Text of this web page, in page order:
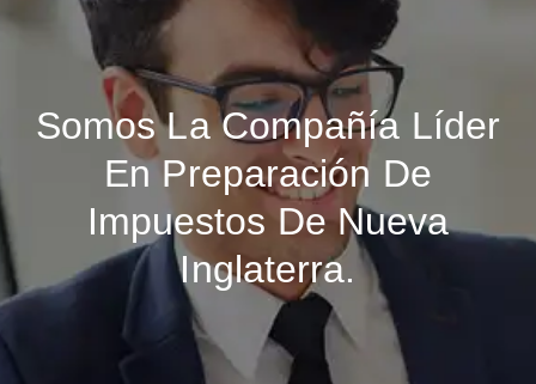
Somos La Compañía Líder
En Preparación De
Impuestos De Nueva
Inglaterra.